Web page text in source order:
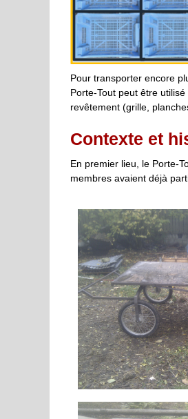
Pour transporter encore
Porte-Tout peut être utilisé
revêtement (grille,
Contexte et
En premier lieu, le Porte-
membres avaient déjà